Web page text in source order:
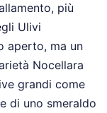
più
Ulivi
aperto, ma un
Nocellara
grandi come
di uno smeraldo